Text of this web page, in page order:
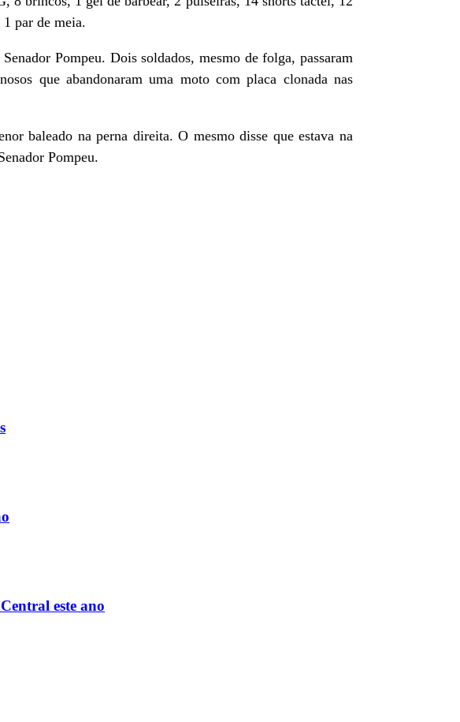
par de meia.
Pompeu. Dois soldados, mesmo de folga, passaram
que abandonaram uma moto com placa clonada nas
baleado na perna direita. O mesmo disse que estava na
Pompeu.
este ano